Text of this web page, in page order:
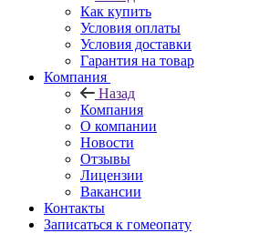
Как купить
Условия оплаты
Условия доставки
Гарантия на товар
Компания
Назад
Компания
О компании
Новости
Отзывы
Лицензии
Вакансии
Контакты
Записаться к гомеопату